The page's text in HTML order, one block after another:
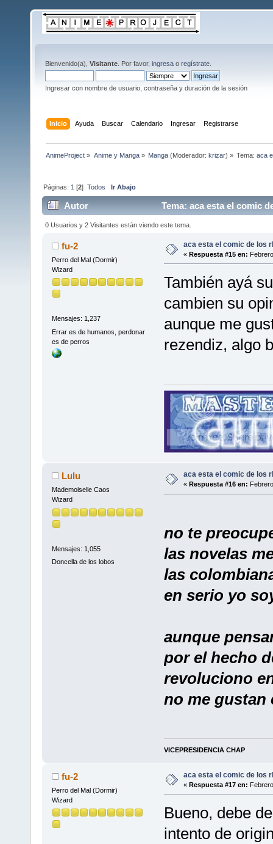
Bienvenido(a), Visitante . Por favor, ingresa o regístrate
Ingresar con nombre de usuario, contraseña y duración de la sesión
Inicio Ayuda Buscar Calendario Ingresar Registrarse
AnimeProject » Anime y Manga» Manga(Moderador: krizar) » Tema:aca
Páginas: 1 [2]Todos Ir Abajo
Autor Tema: aca esta el comic
0 Usuarios y 2 Visitantes están viendo este tema.
fu-2
Perro del Mal (Dormir)
Wizard
Mensajes: 1,237
Errar es de humanos, perdonar
es de perros
aca esta el comic de los
« Respuesta #15 en:
También ayá
cambien su
aunque me
rezendiz, algo
Lulu
Mademoiselle Caos
Wizard
Mensajes: 1,055
Doncella de los lobos
aca esta el comic de los
« Respuesta #16 en:
no te
las novelas
las
en serio yo
aunque
por el hecho
revoluciono
no me gustan
VICEPRESIDENCIA CHAP
fu-2
Perro del Mal (Dormir)
Wizard
aca esta el comic de los
« Respuesta #17 en:
Bueno, debe
intento de